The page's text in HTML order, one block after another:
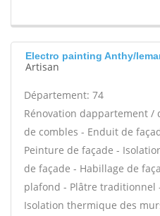
Electro painting Anthy/
Artisan
Département: 74
Rénovation dappartement
de combles - Enduit de
Peinture de façade -
de façade - Habillage de
plafond - Plâtre traditionnel
Isolation thermique des